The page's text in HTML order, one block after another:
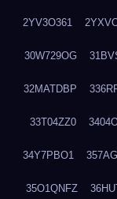
2YV3O361
30W729OG
32MATDBP
33T04ZZ0
34Y7PBO1
35O1QNFZ